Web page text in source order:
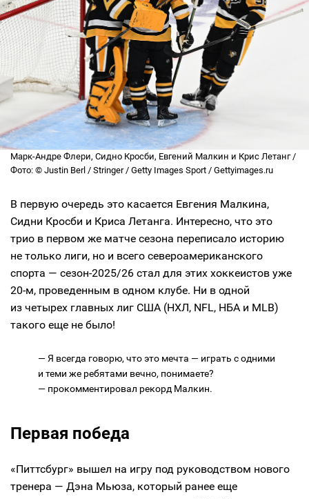
Марк-Андре Флери, Сидно Кросби, Евгений Малкин и Крис Летанг /
Фото: © Justin Berl / Stringer / Getty Images Sport / Gettyimages.ru
В первую очередь это касается Евгения Малкина,
Сидни Кросби и Криса Летанга. Интересно, что это
трио в первом же матче сезона переписало историю
не только лиги, но и всего североамериканского
спорта — сезон-2025/26 стал для этих хоккеистов уже
20-м, проведенным в одном клубе. Ни в одной
из четырех главных лиг США (НХЛ, NFL, НБА и MLB)
такого еще не было!
— Я всегда говорю, что это мечта — играть с одними
и теми же ребятами вечно, понимаете?
— прокомментировал рекорд Малкин.
Первая победа
«Питтсбург» вышел на игру под руководством нового
тренера — Дэна Мьюза, который ранее еще